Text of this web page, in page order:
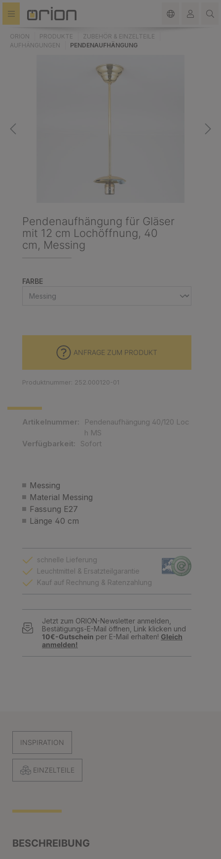
springen
ORION PRODUKTE
ZUBEHÖR & EINZELTEILE
AUFHÄNGUNGEN
PENDENAUFHÄNGUNG
Pendenaufhängung für Gläser
mit 12 cm Lochöffnung, 40
cm, Messing
FARBEAUSWÄHLEN
Messing
Material Messing
Fassung E27
Länge 40 cm
Artikelnummer:
Pendenaufhängung 40/120 Loc
h MS
Verfügbarkeit:
Sofort
ANFRAGE ZUM PRODUKT
Produktnummer: 252.000120-01
schnelle Lieferung
Leuchtmittel & Ersatzteilgarantie
Kauf auf Rechnung & Ratenzahlung
Jetzt zum ORION-Newsletter anmelden,
Bestätigungs-E-Mail öffnen, Link klicken und
10€-Gutschein per E-Mail erhalten! Gleich
anmelden!
INSPIRATION
EINZELTEILE
BESCHREIBUNG